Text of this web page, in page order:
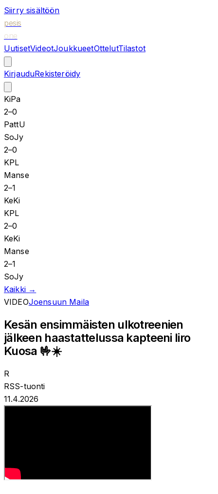
Siirry sisältöön
pesis
one
UutisetVideotJoukkueetOttelutTilastot
KirjauduRekisteröidy
KiPa
2–0
PattU
SoJy
2–0
KPL
Manse
2–1
KeKi
KPL
2–0
KeKi
Manse
2–1
SoJy
Kaikki →
VIDEOJoensuun Maila
Kesän ensimmäisten ulkotreenien
jälkeen haastattelussa kapteeni Iiro
Kuosa 🤟☀️
R
RSS-tuonti
11.4.2026